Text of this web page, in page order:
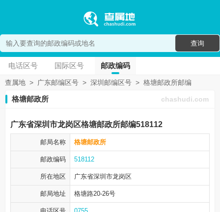
查询
电话区号 国际区号 邮政编码
查属地 > 广东邮编区号 > 深圳邮编区号 > 格塘邮政所邮编
格塘邮政所 chashudi.com
广东省深圳市龙岗区格塘邮政所邮编518112
邮局名称 格塘邮政所
邮政编码 518112
所在地区 广东省深圳市龙岗区
邮局地址 格塘路20-26号